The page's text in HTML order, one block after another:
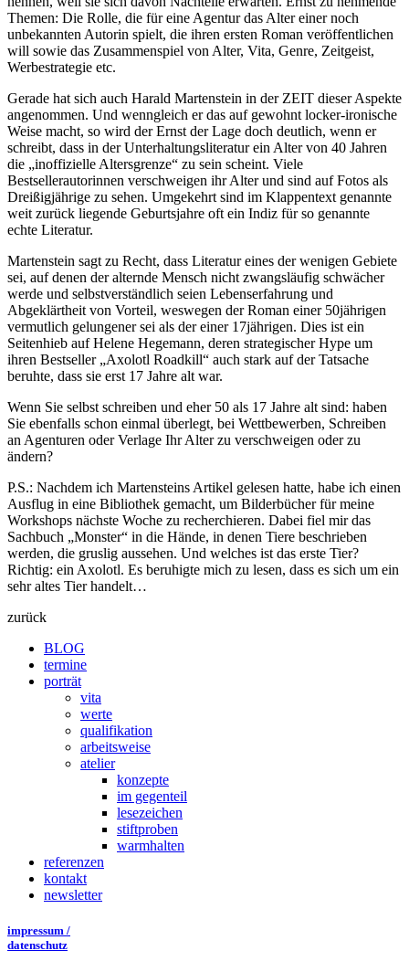
Themen: Die Rolle, die für eine Agentur das Alter einer noch
unbekannten Autorin spielt, die ihren ersten Roman veröffentlichen
will sowie das Zusammenspiel von Alter, Vita, Genre, Zeitgeist,
Werbestrategie etc.
Gerade hat sich auch Harald Martenstein in der ZEIT dieser Aspekte
angenommen. Und wenngleich er das auf gewohnt locker-ironische
Weise macht, so wird der Ernst der Lage doch deutlich, wenn er
schreibt, dass in der Unterhaltungsliteratur ein Alter von 40 Jahren
die „inoffizielle Altersgrenze“ zu sein scheint. Viele
Bestsellerautorinnen verschweigen ihr Alter und sind auf Fotos als
Dreißigjährige zu sehen. Umgekehrt sind im Klappentext genannte
weit zurück liegende Geburtsjahre oft ein Indiz für so genannte
echte Literatur.
Martenstein sagt zu Recht, dass Literatur eines der wenigen Gebiete
sei, auf denen der alternde Mensch nicht zwangsläufig schwächer
werde und selbstverständlich seien Lebenserfahrung und
Abgeklärtheit von Vorteil, weswegen der Roman einer 50jährigen
vermutlich gelungener sei als der einer 17jährigen. Dies ist ein
Seitenhieb auf Helene Hegemann, deren strategischer Hype um
ihren Bestseller „Axolotl Roadkill“ auch stark auf der Tatsache
beruhte, dass sie erst 17 Jahre alt war.
Wenn Sie selbst schreiben und eher 50 als 17 Jahre alt sind: haben
Sie ebenfalls schon einmal überlegt, bei Wettbewerben, Schreiben
an Agenturen oder Verlage Ihr Alter zu verschweigen oder zu
ändern?
P.S.: Nachdem ich Martensteins Artikel gelesen hatte, habe ich einen
Ausflug in eine Bibliothek gemacht, um Bilderbücher für meine
Workshops nächste Woche zu recherchieren. Dabei fiel mir das
Sachbuch „Monster“ in die Hände, in denen Tiere beschrieben
werden, die gruslig aussehen. Und welches ist das erste Tier?
Richtig: ein Axolotl. Es beruhigte mich zu lesen, dass es sich um ein
sehr altes Tier handelt…
zurück
BLOG
termine
porträt
vita
werte
qualifikation
arbeitsweise
atelier
konzepte
im gegenteil
lesezeichen
stiftproben
warmhalten
referenzen
kontakt
newsletter
impressum /
datenschutz